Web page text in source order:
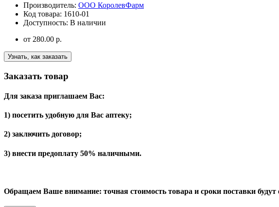
Производитель: ООО КоролевФарм
Код товара: 1610-01
Доступность: В наличии
от 280.00 р.
Узнать, как заказать
Заказать товар
Для заказа приглашаем Вас:
1) посетить удобную для Вас аптеку;
2) заключить договор;
3) внести предоплату 50% наличными.
Обращаем Ваше внимание: точная стоимость товара и сроки поставки будут